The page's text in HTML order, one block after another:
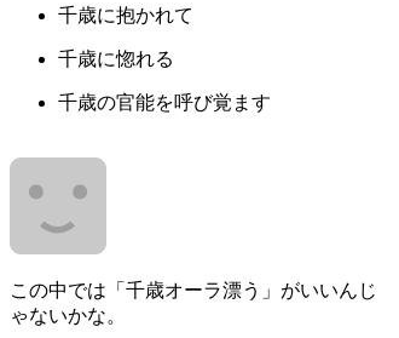
千歳に抱かれて
千歳に惚れる
千歳の官能を呼び覚ます
この中では「千歳オーラ漂う」がいいんじ
ゃないかな。